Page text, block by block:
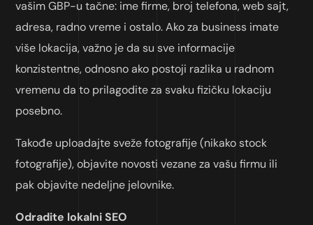
vašim GBP-u tačne: ime firme, broj telefona, web sajt,
adresa, radno vreme i ostalo. Ako za business imate
više lokacija, važno je da su sve informacije
konzistentne, odnosno ako postoji razlika u radnom
vremenu da to prilagodite za svaku fizičku lokaciju
posebno.
Takođe uploadajte sveže fotografije (nikako stock
fotografije), objavite novosti vezane za vašu firmu ili
pak objavite nedeljne jelovnike.
Odradite lokalni SEO